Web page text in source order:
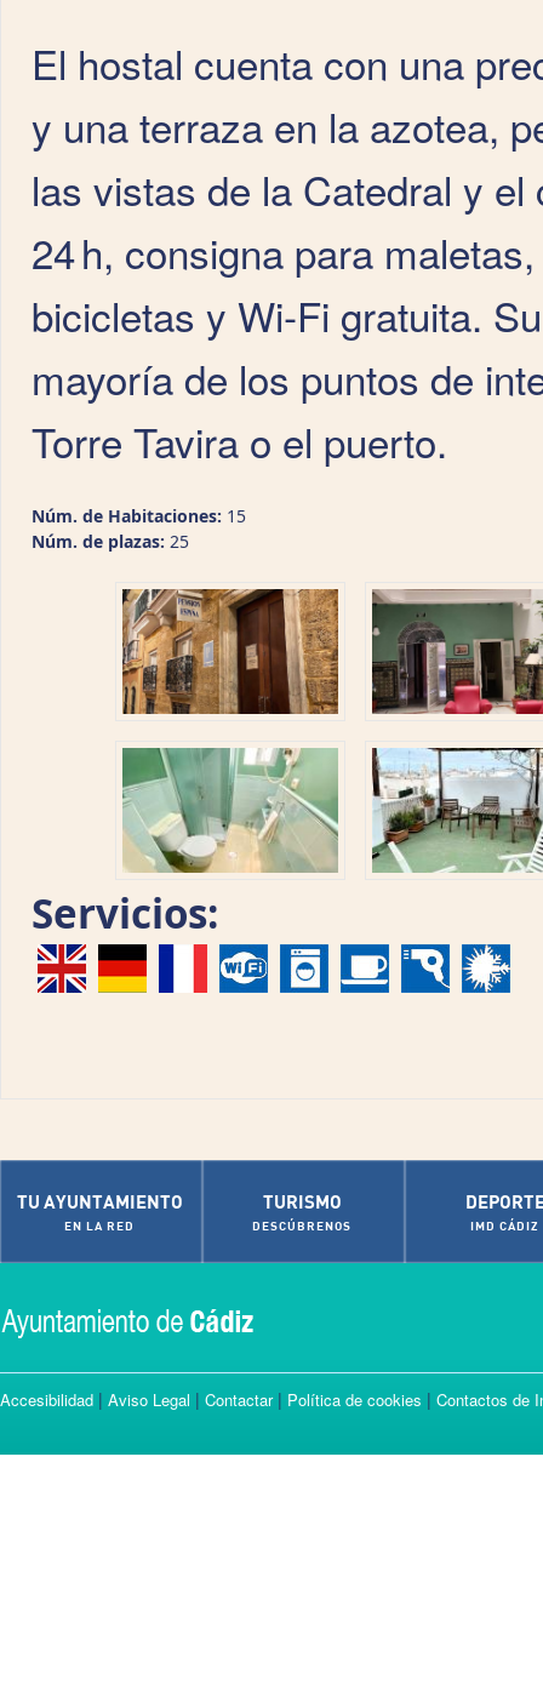
El hostal cuenta con una
y una terraza en la azotea,
las vistas de la Catedral y
24 h, consigna para
bicicletas y Wi‑Fi gratuita.
mayoría de los puntos de
Torre Tavira o el puerto.
Núm. de Habitaciones: 15
Núm. de plazas: 25
Servicios:
TU AYUNTAMIENTO
EN LA RED
TURISMO
DESCÚBRENOS IMD CÁDIZ
Accesibilidad | Aviso Legal | Contactar| Política de cookies | Contactos de